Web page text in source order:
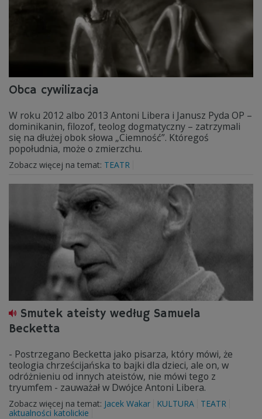
Obca cywilizacja
W roku 2012 albo 2013 Antoni Libera i Janusz Pyda OP –
dominikanin, filozof, teolog dogmatyczny – zatrzymali
się na dłużej obok słowa „Ciemność”. Któregoś
popołudnia, może o zmierzchu.
Zobacz więcej na temat: TEATR
Smutek ateisty według Samuela
Becketta
- Postrzegano Becketta jako pisarza, który mówi, że
teologia chrześcijańska to bajki dla dzieci, ale on, w
odróżnieniu od innych ateistów, nie mówi tego z
tryumfem - zauważał w Dwójce Antoni Libera.
Zobacz więcej na temat: Jacek Wakar KULTURA
TEATR
aktualności katolickie